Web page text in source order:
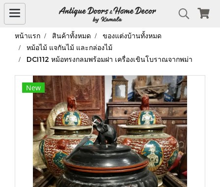
หน้าแรก สินค้าทั้งหมด
ของแต่งบ้านทั้งหมด
หม้อไม้ แจกันไม้ และกล่องไม้
DCI112 หม้อทรงกลมพร้อมฝา เครื่องเขินโบราณจากพม่า
New